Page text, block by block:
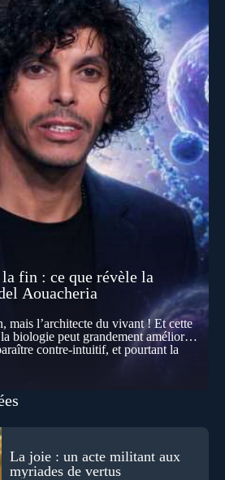
fin : ce que révèle la
Aouacheria
mais l’architecte du vivant ! Et cette
biologie peut grandement améliorer
contre-intuitif, et pourtant la
milliers de morts cellulaires
façonnent la vie elle-même. À toutes
moins comme une rupture que
du vivant. Alors, la biologie peut-
de penser la mort ? Existe-t-il
La joie : un acte militant aux
myriades de vertus